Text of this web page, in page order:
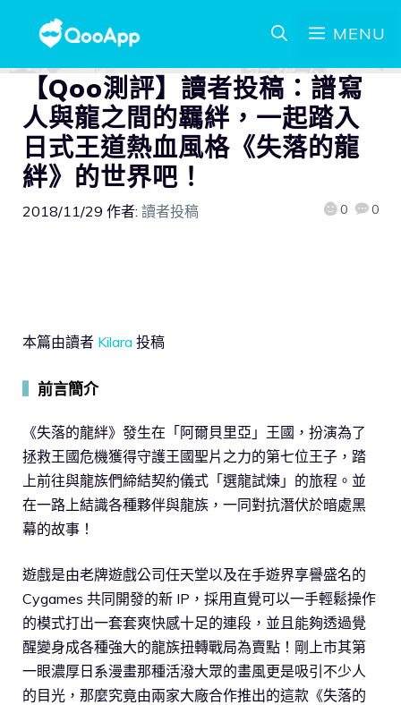
MENU
【Qoo測評】讀者投稿：譜寫
人與龍之間的羈絆，一起踏入
日式王道熱血風格《失落的龍
絆》的世界吧！
2018/11/29 作者: 讀者投稿 0 0
本篇由讀者 Kilara 投稿
前言簡介
《失落的龍絆》發生在「阿爾貝里亞」王國，扮演為了
拯救王國危機獲得守護王國聖片之力的第七位王子，踏
上前往與龍族們締結契約儀式「選龍試煉」的旅程。並
在一路上結識各種夥伴與龍族，一同對抗潛伏於暗處黑
幕的故事！
遊戲是由老牌遊戲公司任天堂以及在手遊界享譽盛名的
Cygames 共同開發的新 IP，採用直覺可以一手輕鬆操作
的模式打出一套套爽快感十足的連段，並且能夠透過覺
醒變身成各種強大的龍族扭轉戰局為賣點！剛上市其第
一眼濃厚日系漫畫那種活潑大眾的畫風更是吸引不少人
的目光，那麼究竟由兩家大廠合作推出的這款《失落的